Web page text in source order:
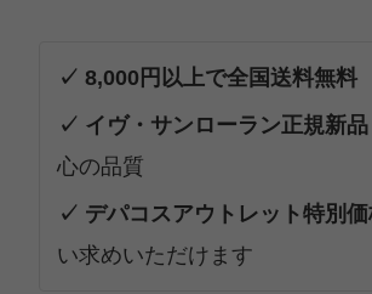
✓ 8,000円以上で全国送料無料
✓ イヴ・サンローラン正規新
心の品質
✓ デパコスアウトレット特別
い求めいただけます